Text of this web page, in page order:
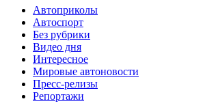
Автоприколы
Автоспорт
Без рубрики
Видео дня
Интересное
Мировые автоновости
Пресс-релизы
Репортажи